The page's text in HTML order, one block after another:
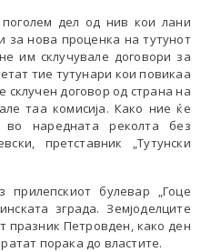
дел од нив кои лани
за нова проценка на тутунот
им склучувале договори за
тие тутунари кои повикаа
склучен договор од страна на
таа комисија. Како ние ќе
наредната реколта без
претставник „Тутунски
булевар „Гоце
зграда. Земјоделците
празник Петровден, како ден
порака до властите.